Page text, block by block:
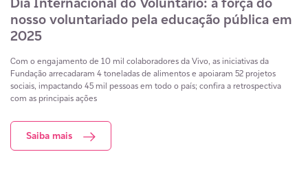
nosso voluntariado pela educação pública em
2025
Com o engajamento de 10 mil colaboradores da Vivo, as iniciativas da
Fundação arrecadaram 4 toneladas de alimentos e apoiaram 52 projetos
sociais, impactando 45 mil pessoas em todo o país; confira a retrospectiva
com as principais ações
Saiba mais